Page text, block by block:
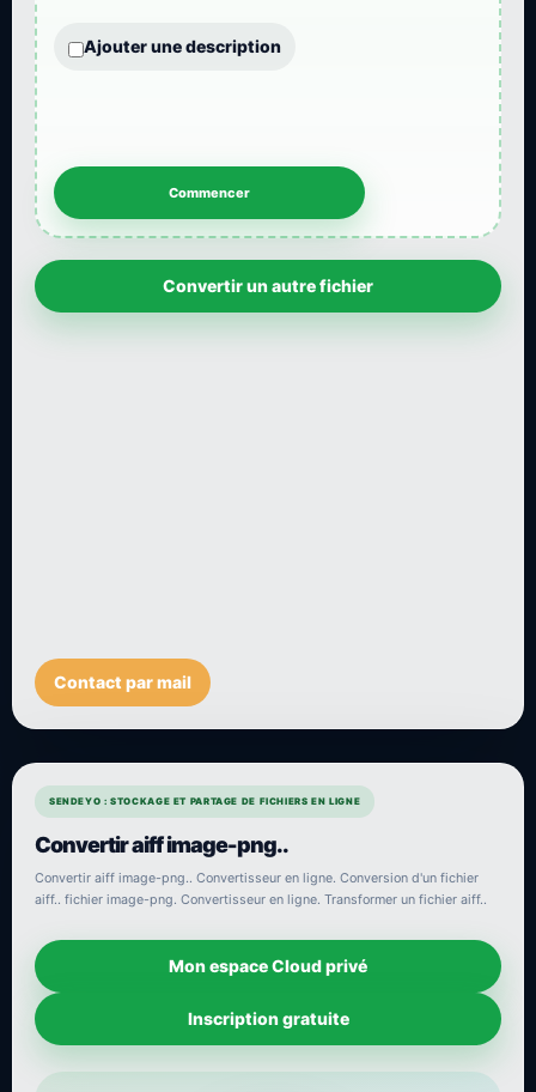
Ajouter une description
Convertir un autre fichier
Contact par mail
SENDEYO : STOCKAGE ET PARTAGE DE FICHIERS EN LIGNE
Convertir aiff image-png..
Convertir aiff image-png.. Convertisseur en ligne. Conversion d'un fichier
aiff.. fichier image-png. Convertisseur en ligne. Transformer un fichier aiff..
Mon espace Cloud privé
Inscription gratuite